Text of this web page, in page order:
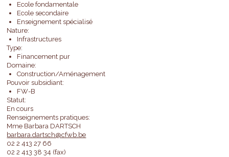
Ecole fondamentale
Ecole secondaire
Enseignement spécialisé
Nature:
Infrastructures
Type:
Financement pur
Domaine:
Construction/Aménagement
Pouvoir subsidiant:
FW-B
Statut:
En cours
Renseignements pratiques:
Mme Barbara DARTSCH
barbara.dartsch@cfwb.be
02 2 413 27 66
02 2 413 38 34 (fax)